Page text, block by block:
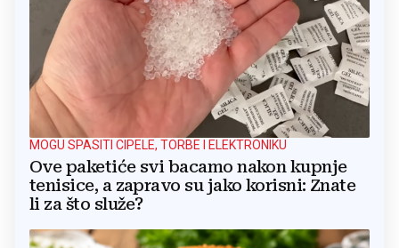
MOGU SPASITI CIPELE, TORBE I ELEKTRONIKU
Ove paketiće svi bacamo nakon kupnje
tenisice, a zapravo su jako korisni: Znate
li za što služe?